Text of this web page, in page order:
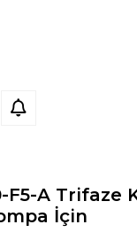
F5-A Trifaze
İçin